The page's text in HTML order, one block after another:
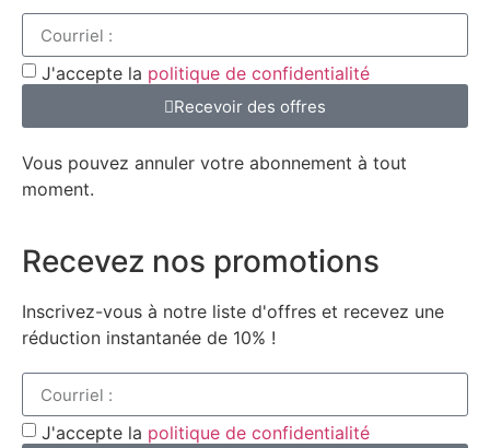
J'accepte la politique de confidentialité
Recevoir des offres
Vous pouvez annuler votre abonnement à tout
moment.
Recevez nos promotions
Inscrivez-vous à notre liste d'offres et recevez une
réduction instantanée de 10% !
J'accepte la politique de confidentialité